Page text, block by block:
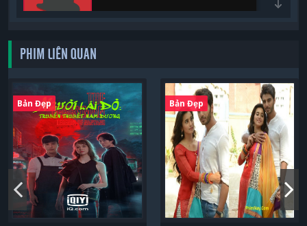
Oideyasu Oda
PHIM LIÊN QUAN
Bản Đẹp Bản Đẹp